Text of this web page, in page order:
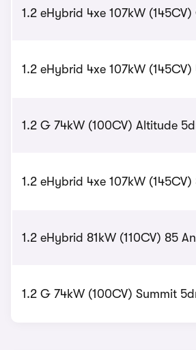
1.2 eHybrid 4xe 107kW
1.2 eHybrid 4xe 107kW
1.2 G 74kW (100CV) Altitude
1.2 eHybrid 4xe 107kW
1.2 eHybrid 81kW (110CV) 85
1.2 G 74kW (100CV) Summit